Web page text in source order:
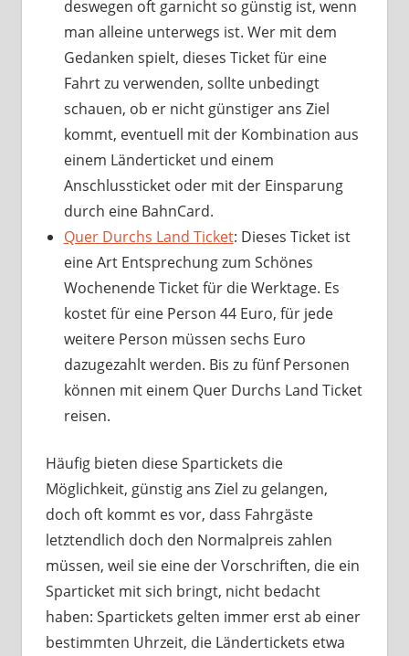
deswegen oft garnicht so günstig ist, wenn
man alleine unterwegs ist. Wer mit dem
Gedanken spielt, dieses Ticket für eine
Fahrt zu verwenden, sollte unbedingt
schauen, ob er nicht günstiger ans Ziel
kommt, eventuell mit der Kombination aus
einem Länderticket und einem
Anschlussticket oder mit der Einsparung
durch eine BahnCard.
Quer Durchs Land Ticket: Dieses Ticket ist
eine Art Entsprechung zum Schönes
Wochenende Ticket für die Werktage. Es
kostet für eine Person 44 Euro, für jede
weitere Person müssen sechs Euro
dazugezahlt werden. Bis zu fünf Personen
können mit einem Quer Durchs Land Ticket
reisen.
Häufig bieten diese Spartickets die
Möglichkeit, günstig ans Ziel zu gelangen,
doch oft kommt es vor, dass Fahrgäste
letztendlich doch den Normalpreis zahlen
müssen, weil sie eine der Vorschriften, die ein
Sparticket mit sich bringt, nicht bedacht
haben: Spartickets gelten immer erst ab einer
bestimmten Uhrzeit, die Ländertickets etwa